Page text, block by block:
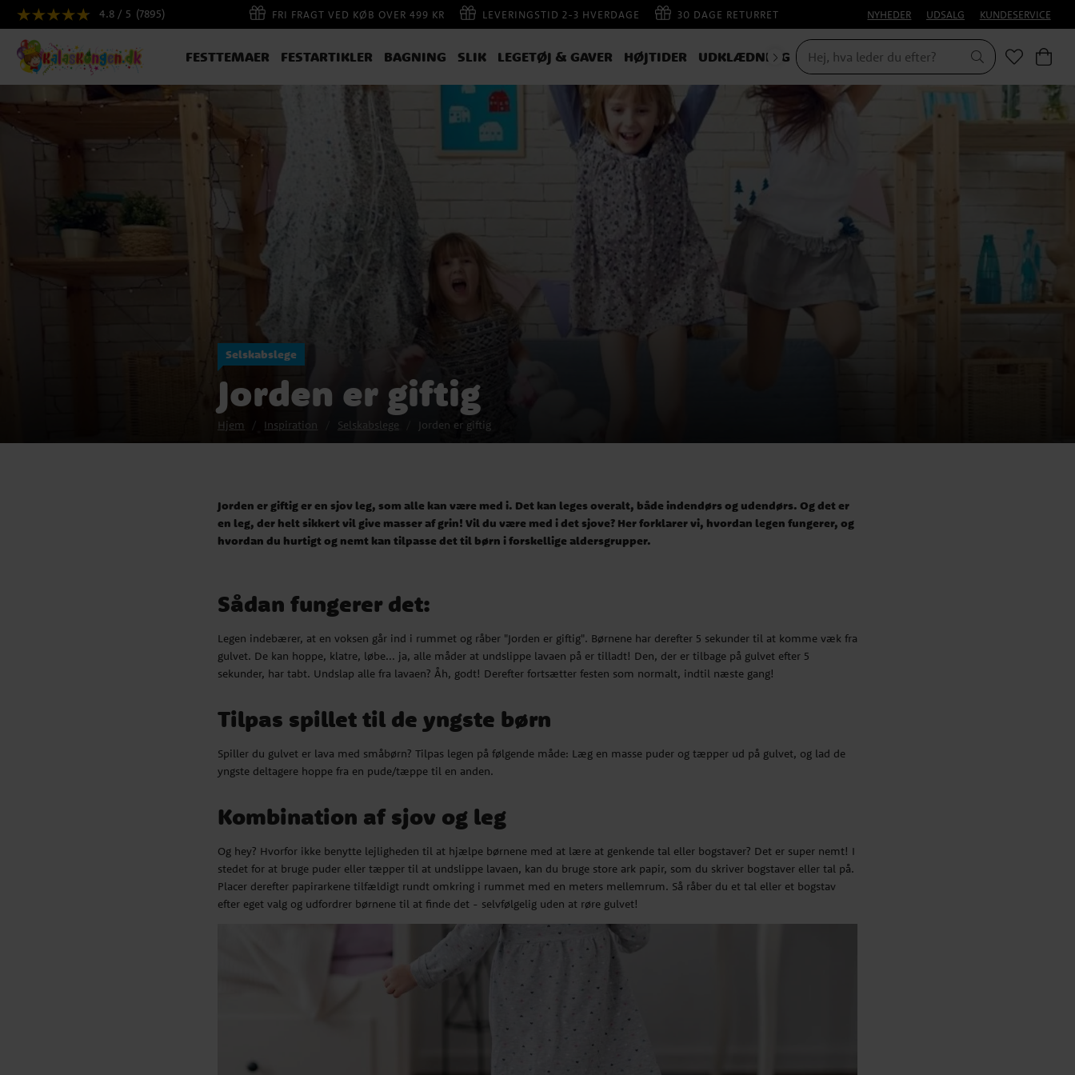
4.8 / 5 (7895) FRI FRAGT VED KØB OVER 499 KR LEVERINGSTID 2-3 HVERDAGE 30 DAGE RETURRET NYHEDER UDSALG KUNDESERVICE
FESTTEMAER FESTARTIKLER BAGNING SLIK LEGETØJ & GAVER HØJTIDER UDKLÆDNING
Selskabslege
Jorden er giftig
Hjem Inspiration Selskabslege Jorden er giftig
Jorden er giftig er en sjov leg, som alle kan være med i. Det kan leges overalt, både indendørs og udendørs. Og det er
en leg, der helt sikkert vil give masser af grin! Vil du være med i det sjove? Her forklarer vi, hvordan legen fungerer, og
hvordan du hurtigt og nemt kan tilpasse det til børn i forskellige aldersgrupper.
Sådan fungerer det:
Legen indebærer, at en voksen går ind i rummet og råber "Jorden er giftig". Børnene har derefter 5 sekunder til at komme væk fra
gulvet. De kan hoppe, klatre, løbe... ja, alle måder at undslippe lavaen på er tilladt! Den, der er tilbage på gulvet efter 5
sekunder, har tabt. Undslap alle fra lavaen? Åh, godt! Derefter fortsætter festen som normalt, indtil næste gang!
Tilpas spillet til de yngste børn
Spiller du gulvet er lava med småbørn? Tilpas legen på følgende måde: Læg en masse puder og tæpper ud på gulvet, og lad de
yngste deltagere hoppe fra en pude/tæppe til en anden.
Kombination af sjov og leg
Og hey? Hvorfor ikke benytte lejligheden til at hjælpe børnene med at lære at genkende tal eller bogstaver? Det er super nemt! I
stedet for at bruge puder eller tæpper til at undslippe lavaen, kan du bruge store ark papir, som du skriver bogstaver eller tal på.
Placer derefter papirarkene tilfældigt rundt omkring i rummet med en meters mellemrum. Så råber du et tal eller et bogstav
efter eget valg og udfordrer børnene til at finde det - selvfølgelig uden at røre gulvet!